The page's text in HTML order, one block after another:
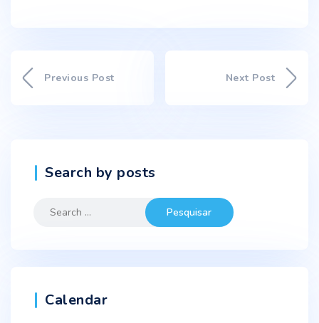
Previous Post Next Post
Search by posts
Search
Calendar